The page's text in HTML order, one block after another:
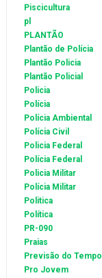
Piscicultura
pl
PLANTÃO
Plantão de Polícia
Plantão Policia
Plantão Policial
Policia
Polícia
Polícia Ambiental
Polícia Civil
Policia Federal
Polícia Federal
Policia Militar
Polícia Militar
Politica
Política
PR-090
Praias
Previsão do Tempo
Pro Jovem